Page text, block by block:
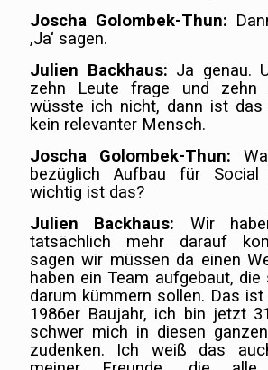
Joscha Golombek-Thun:
‚Ja‘ sagen.
Julien Backhaus: Ja genau.
zehn Leute frage und zehn
wüsste ich nicht, dann ist
kein relevanter Mensch.
Joscha Golombek-Thun:
bezüglich Aufbau für Social
wichtig ist das?
Julien Backhaus: Wir
tatsächlich mehr darauf
sagen wir müssen da einen
haben ein Team aufgebaut,
darum kümmern sollen. Das
1986er Baujahr, ich bin jetzt
schwer mich in diesen
zudenken. Ich weiß das